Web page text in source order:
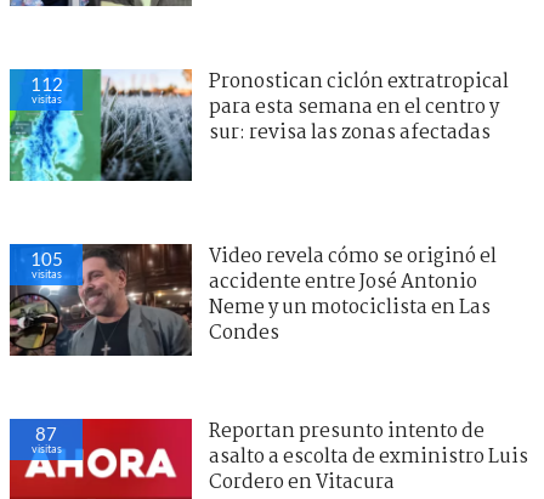
112
visitas
Pronostican ciclón extratropical
para esta semana en el centro y
sur: revisa las zonas afectadas
105
visitas
Video revela cómo se originó el
accidente entre José Antonio
Neme y un motociclista en Las
Condes
87
visitas
Reportan presunto intento de
asalto a escolta de exministro Luis
Cordero en Vitacura